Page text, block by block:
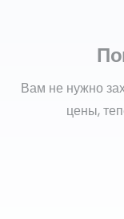
Вам не нужно
цены,